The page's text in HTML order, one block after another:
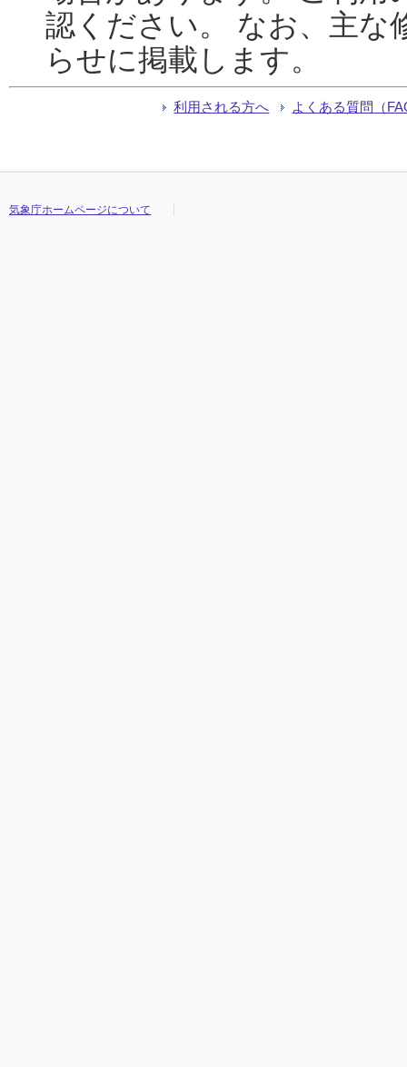
認ください。 なお、主な
らせに掲載します。
利用される方へ よくある質問（
気象庁ホームページについて